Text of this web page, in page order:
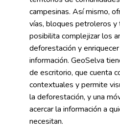
campesinas. Así mismo,
vías, bloques petroleros
posibilita complejizar los
deforestación y
información. GeoSelva
de escritorio, que cuenta
contextuales y permite
la deforestación, y una
acercar la información a
necesitan.